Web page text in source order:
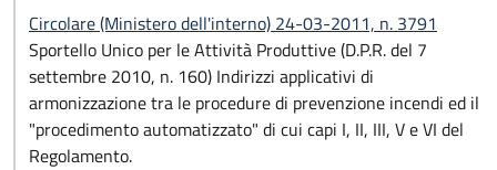
Circolare (Ministero dell'interno) 24-03-2011, n. 3791
Sportello Unico per le Attività Produttive (D.P.R. del 7
settembre 2010, n. 160) Indirizzi applicativi di
armonizzazione tra le procedure di prevenzione incendi ed il
"procedimento automatizzato" di cui capi I, II, III, V e VI del
Regolamento.